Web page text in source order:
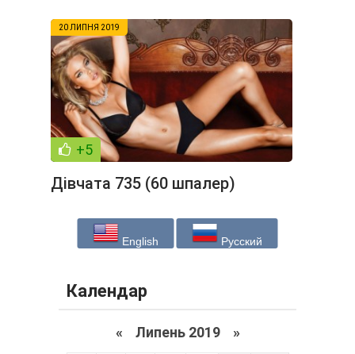
20 ЛИПНЯ 2019
+5
Дівчата 735 (60 шпалер)
English Русский
Календар
« Липень 2019 »